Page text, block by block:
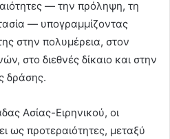
— την πρόληψη, τη
— υπογραμμίζοντας
στην πολυμέρεια, στον
στο διεθνές δίκαιο και στην
δράσης.
Ασίας-Ειρηνικού, οι
ως προτεραιότητες, μεταξύ